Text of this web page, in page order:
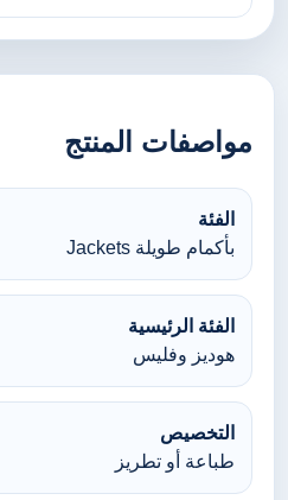
مواصفات المنتج
الفئة
بأكمام طويلة Jackets
الفئة الرئيسية
هوديز وفليس
التخصيص
طباعة أو تطريز